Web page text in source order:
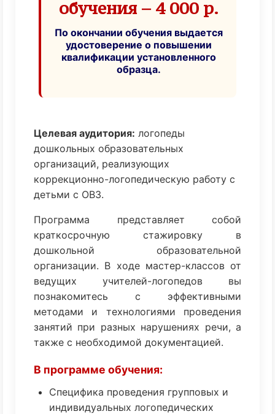
обучения – 4 000 р.
По окончании обучения выдается
удостоверение о повышении
квалификации установленного
образца.
Целевая аудитория: логопеды
дошкольных образовательных
организаций, реализующих
коррекционно-логопедическую работу с
детьми с ОВЗ.
Программа представляет собой
краткосрочную стажировку в
дошкольной образовательной
организации. В ходе мастер-классов от
ведущих учителей-логопедов вы
познакомитесь с эффективными
методами и технологиями проведения
занятий при разных нарушениях речи, а
также с необходимой документацией.
В программе обучения:
Специфика проведения групповых и
индивидуальных логопедических